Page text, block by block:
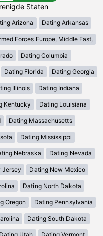
Staten
Arizona Dating Arkansas
Forces Europe, Middle East,
Dating Columbia
Dating Florida Dating Georgia
Illinois Dating Indiana
Kentucky Dating Louisiana
Dating Massachusetts
Dating Mississippi
Nebraska Dating Nevada
Jersey Dating New Mexico
Dating North Dakota
Oregon Dating Pennsylvania
Dating South Dakota